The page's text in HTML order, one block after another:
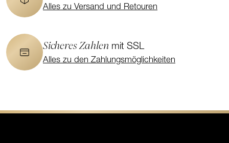
Alles zu Versand und Retouren
Sicheres Zahlen mit SSL
Alles zu den Zahlungsmöglichkeiten